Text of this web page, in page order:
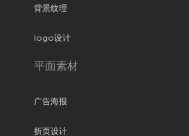
背景纹理
logo设计
平面素材
广告海报
折页设计